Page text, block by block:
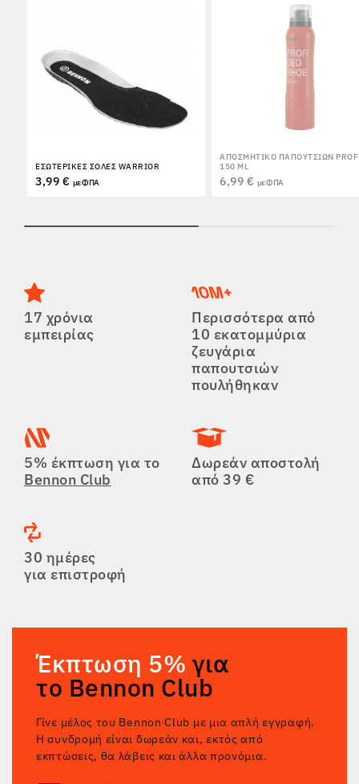
ΕΣΩΤΕΡΙΚΈΣ ΣΌΛΕΣ WARRIOR
3,99 € με ΦΠΑ
ΑΠΟΣΜΗΤΙΚΌ ΠΑΠΟΥΤΣΙΏΝ
150 ML
6,99 € με ΦΠΑ
17 χρόνια
εμπειρίας
Περισσότερα από
10 εκατομμύρια
ζευγάρια
παπουτσιών
πουλήθηκαν
5% έκπτωση για το
Bennon Club
Δωρεάν αποστολή
από 39 €
30 ημέρες
για επιστροφή
Έκπτωση 5% για
το Bennon Club
Γίνε μέλος του Bennon Club με μια απλή εγγραφή.
Η συνδρομή είναι δωρεάν και, εκτός από
εκπτώσεις, θα λάβεις και άλλα προνόμια.